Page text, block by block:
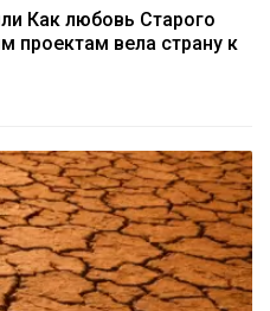
Как любовь Старого
проектам вела страну к